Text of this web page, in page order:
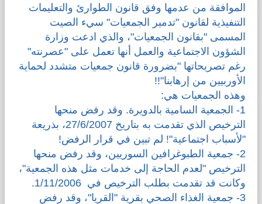
الموافقة من عدمها وفق قانون الطوارئ والتعليمات
التنفيذية لقانون "تدمير الجمعيات" سيء الصيت
المسمى "بقانون الجمعيات"، والذي ادعت وزارة
الشؤون الاجتماعية والعمل أنها تعمل على "عصرنته"
رغم تصريحاتها "بضرورة قانون جمعيات متشدد لحماية
الأوربيين من إرهابنا"!!
وهذه الجمعيات هي:
1- الجمعية السامية بالدويرة. وقد رفض منحها
الترخيص الذي تقدمت به بتاريخ 27/6/2007، بذريعة
"لأسباب اجتماعية"! لم تبين في قرار الرفض!
2- جمعية الطبوغرافين السوريين، وقد رفض منحها
الترخيص "لعدم الحاجة إلى خدمات مثل هذه الجمعية"،
وكانت قد تقدمت بطلب الترخيص في 1/11/2006.
3- جمعية الغذاء الصحي بقرية "القريا"، وقد رفض